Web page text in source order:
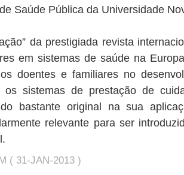
Saúde Pública da Universidade
da prestigiada revista
em sistemas de saúde na
doentes e familiares no
os sistemas de prestação de
bastante original na sua
relevante para ser
( 31-JAN-2013 )